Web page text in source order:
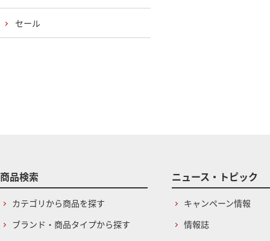
セール
商品検索
カテゴリから商品を探す
ブランド・商品タイプから探す
ニュース・トピック
キャンペーン情報
情報誌